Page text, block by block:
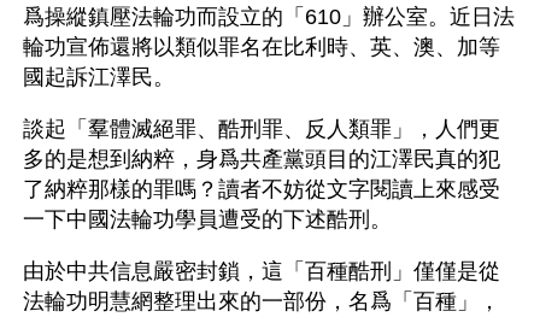
爲操縱鎮壓法輪功而設立的「610」辦公室。近日法
輪功宣佈還將以類似罪名在比利時、英、澳、加等
國起訴江澤民。
談起「羣體滅絕罪、酷刑罪、反人類罪」，人們更
多的是想到納粹，身爲共產黨頭目的江澤民真的犯
了納粹那樣的罪嗎？讀者不妨從文字閱讀上來感受
一下中國法輪功學員遭受的下述酷刑。
由於中共信息嚴密封鎖，這「百種酷刑」僅僅是從
法輪功明慧網整理出來的一部份，名爲「百種」，